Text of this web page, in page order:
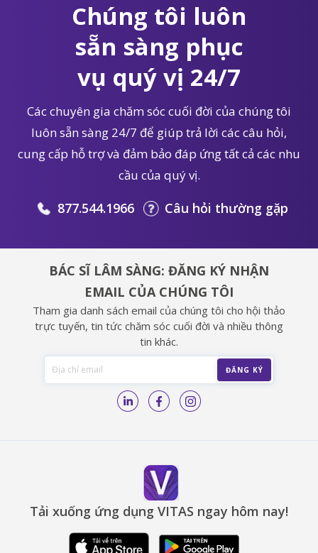
Chúng tôi luôn
sẵn sàng phục
vụ quý vị 24/7
Các chuyên gia chăm sóc cuối đời của chúng tôi
luôn sẵn sàng 24/7 để giúp trả lời các câu hỏi,
cung cấp hỗ trợ và đảm bảo đáp ứng tất cả các nhu
cầu của quý vị.
877.544.1966 Câu hỏi thường gặp
BÁC SĨ LÂM SÀNG: ĐĂNG KÝ NHẬN
EMAIL CỦA CHÚNG TÔI
Tham gia danh sách email của chúng tôi cho hội thảo
trực tuyến, tin tức chăm sóc cuối đời và nhiều thông
tin khác.
Tải xuống ứng dụng VITAS ngay hôm nay!